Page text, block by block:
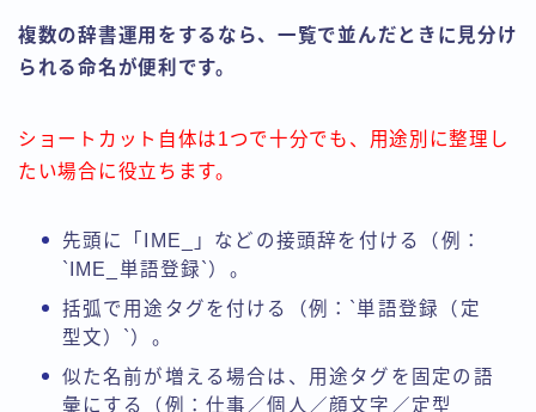
複数の辞書運用をするなら、一覧で並んだときに見分け
られる命名が便利です。
ショートカット自体は1つで十分でも、用途別に整理し
たい場合に役立ちます。
先頭に「IME_」などの接頭辞を付ける（例：
`IME_単語登録`）。
括弧で用途タグを付ける（例：`単語登録（定
型文）`）。
似た名前が増える場合は、用途タグを固定の語
彙にする（例：仕事／個人／顔文字／定型